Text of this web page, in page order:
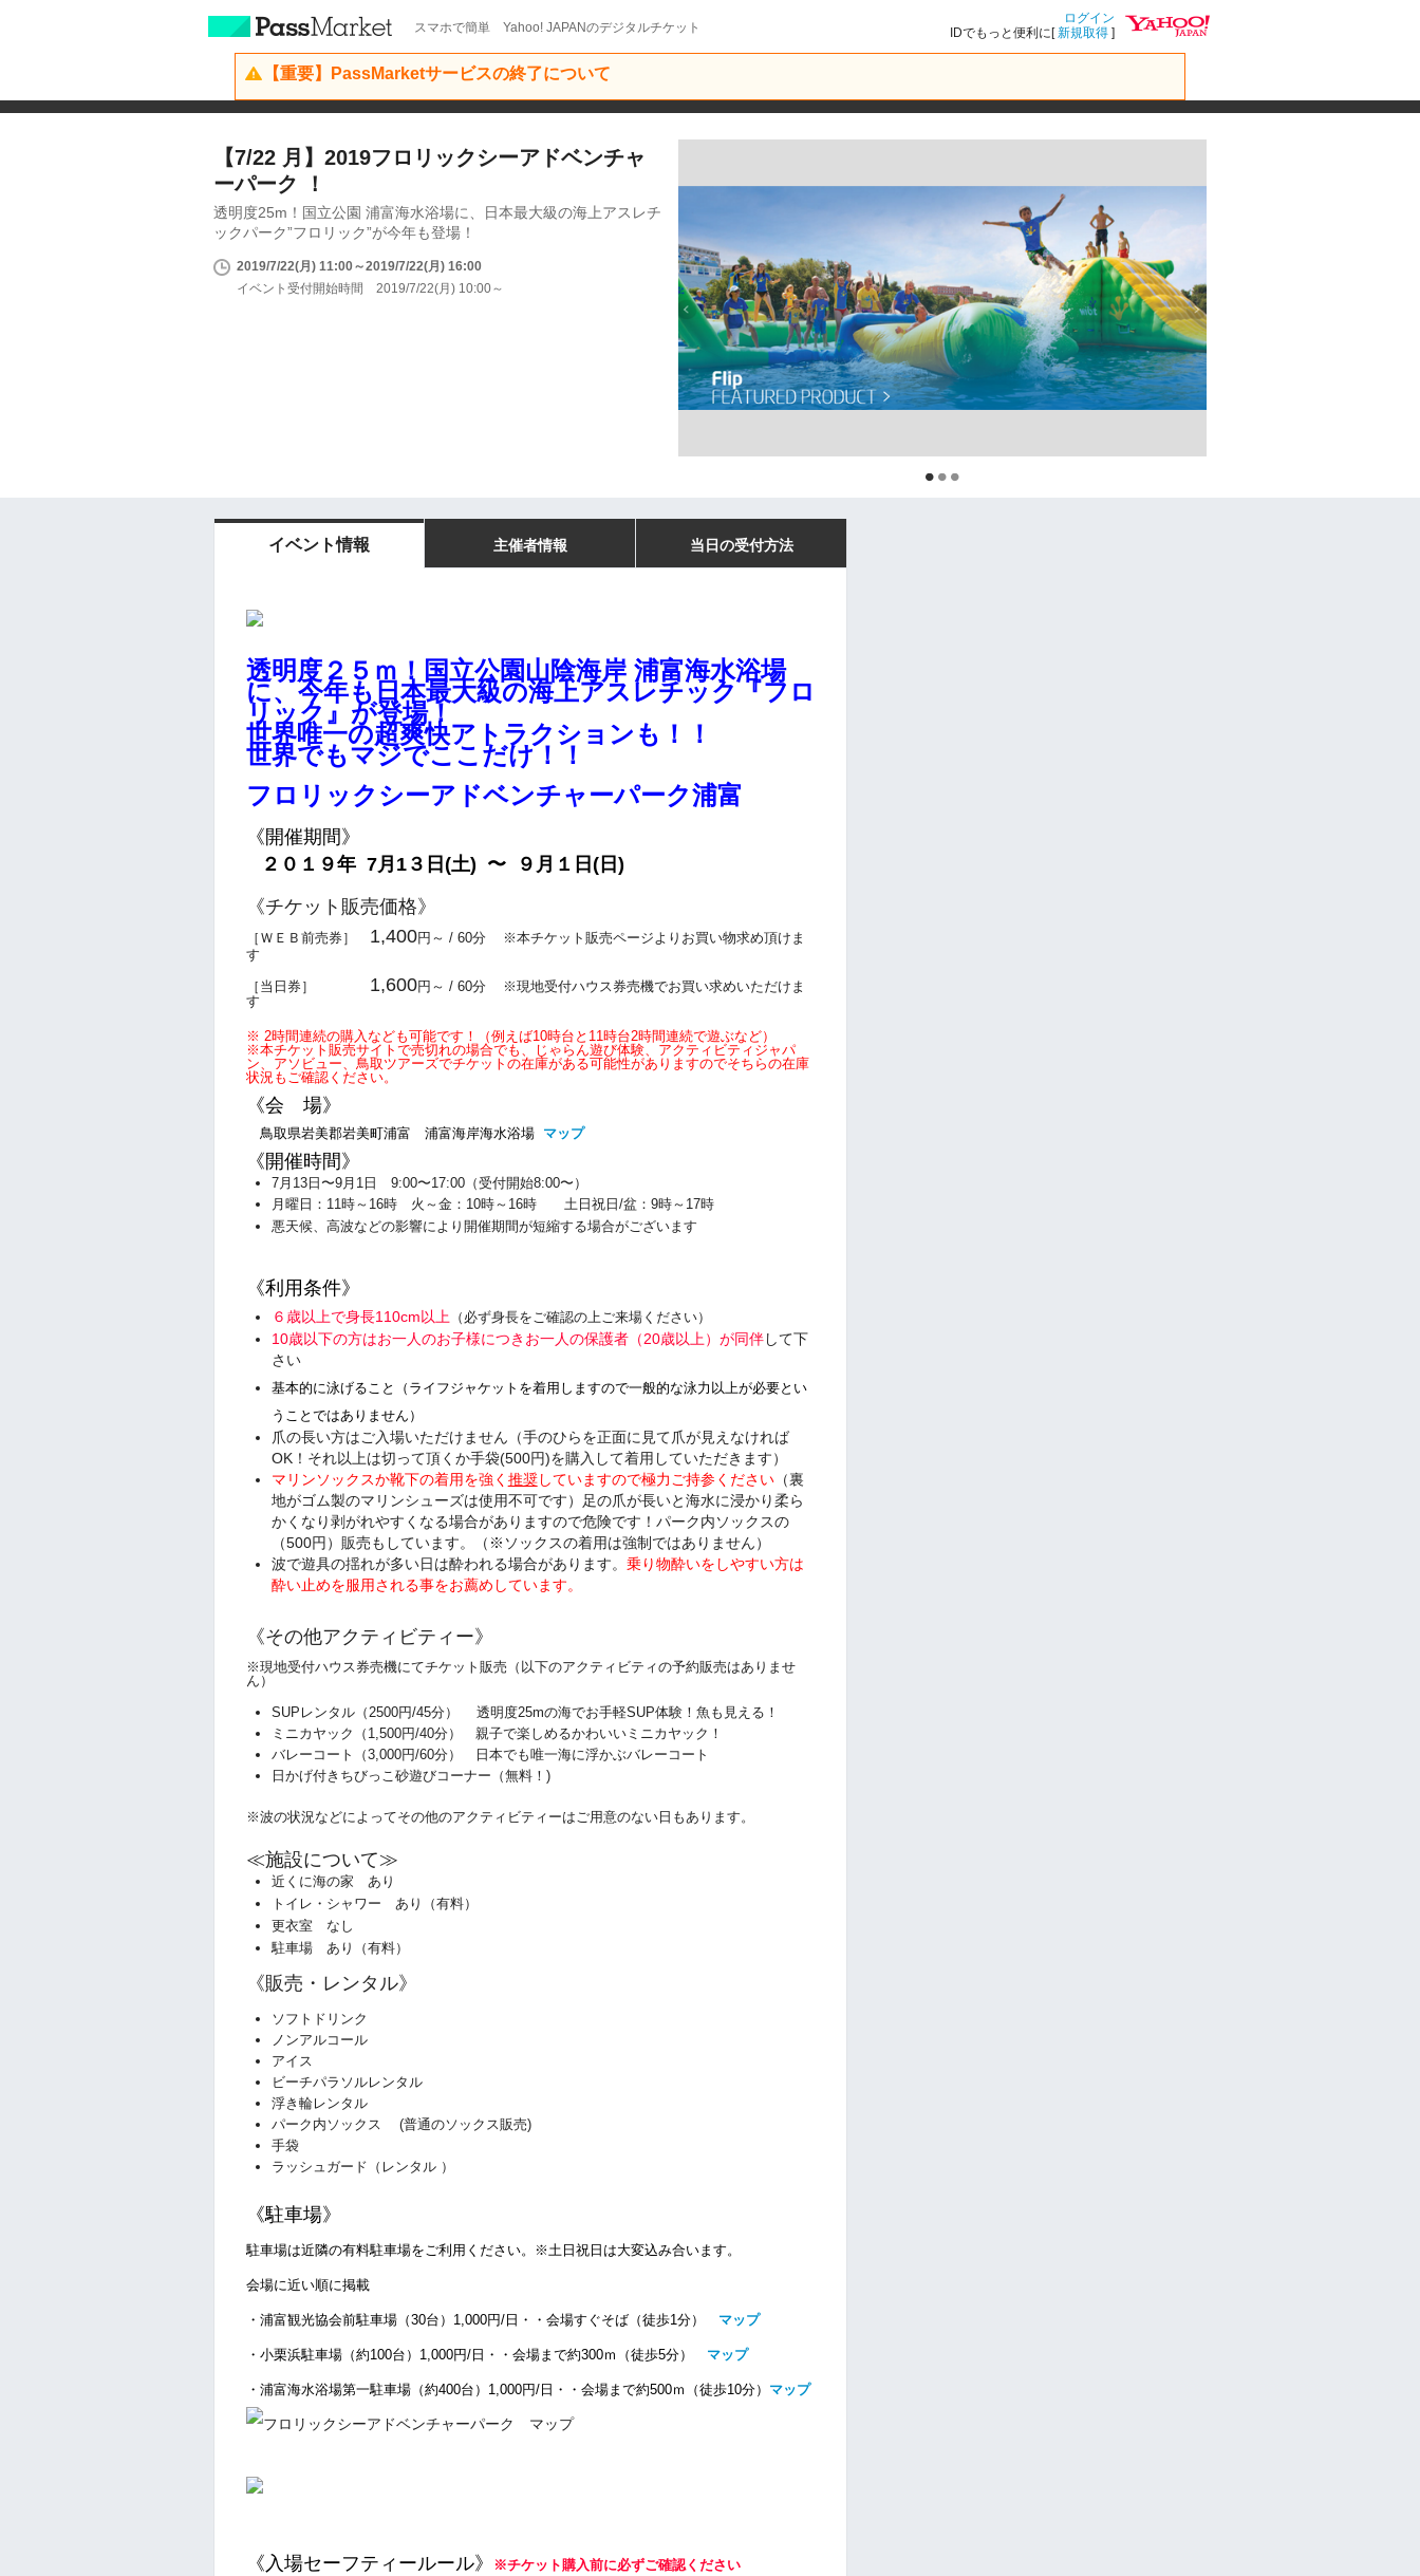
スマホで簡単 Yahoo! JAPANのデジタルチケット
ログイン
IDでもっと便利に[新規取得 ]
【重要】PassMarketサービスの終了について
【7/22 月】2019フロリックシーアドベンチャ
ーパーク ！
透明度25m！国立公園 浦富海水浴場に、日本最大級の海上アスレチ
ックパーク”フロリック”が今年も登場！
2019/7/22(月) 11:00～2019/7/22(月) 16:00
イベント受付開始時間 2019/7/22(月) 10:00～
イベント情報 主催者情報 当日の受付方法
透明度２５ｍ！国立公園山陰海岸 浦富海水浴場
に、今年も日本最大級の海上アスレチック『フロ
リック』が登場！
世界唯一の超爽快アトラクションも！ ！
世界でもマジでここだけ！！
フロリックシーアドベンチャーパーク浦富
《開催期間》
２０１９年 7月1３日(土) 〜 ９月１日(日)
《チケット販売価格》
［ＷＥＢ前売券］ 1,400円～ / 60分
※本チケット販売ページよりお買い物求め頂けま
す
［当日券］ 1,600円～ / 60分
※現地受付ハウス券売機でお買い求めいただけま
す
※ 2時間連続の購入なども可能です！（例えば10時台と11時台2時間連続で遊ぶなど）
※本チケット販売サイトで売切れの場合でも、じゃらん遊び体験、アクティビティジャパ
ン、アソビュー、鳥取ツアーズでチケットの在庫がある可能性がありますのでそちらの在庫
状況もご確認ください。
《会 場》
鳥取県岩美郡岩美町浦富 浦富海岸海水浴場 マップ
《開催時間》
7月13日〜9月1日 9:00〜17:00（受付開始8:00〜）
月曜日：11時～16時 火～金：10時～16時 土日祝日/盆：9時～17時
悪天候、高波などの影響により開催期間が短縮する場合がございます
《利用条件》
６歳以上で身長110cm以上 （必ず身長をご確認の上ご来場ください）
10歳以下の方はお一人のお子様につきお一人の保護者（20歳以上）が同伴して下
さい
基本的に泳げること（ライフジャケットを着用しますので一般的な泳力以上が必要とい
うことではありません）
爪の長い方はご入場いただけません（手のひらを正面に見て爪が見えなければ
OK！それ以上は切って頂くか手袋(500円)を購入して着用していただきます）
マリンソックスか靴下の着用を強く 推奨していますので極力ご持参ください（裏
地がゴム製のマリンシューズは使用不可です）足の爪が長いと海水に浸かり柔ら
かくなり剥がれやすくなる場合がありますので危険です！パーク内ソックスの
（500円）販売もしています。（※ソックスの着用は強制ではありません）
波で遊具の揺れが多い日は酔われる場合があります。 乗り物酔いをしやすい方は
酔い止めを服用される事をお薦めしています。
《その他アクティビティー》
※現地受付ハウス券売機にてチケット販売（以下のアクティビティの予約販売はありませ
ん）
SUPレンタル（2500円/45分） 透明度25mの海でお手軽SUP体験！魚も見える！
ミニカヤック
（1,500円/40分） 親子で楽しめるかわいいミニカヤック！
バレーコート
（3,000円/60分） 日本でも唯一海に浮かぶバレーコート
日かげ付きちびっこ砂遊びコーナー（無料！)
※波の状況などによってその他のアクティビティーはご用意のない日もあります。
≪施設について≫
近くに海の家 あり
トイレ・シャワー あり（有料）
更衣室 なし
駐車場 あり（有料）
《販売・レンタル》
ソフトドリンク
ノンアルコール
アイス
ビーチパラソルレンタル
浮き輪レンタル
パーク内ソックス
(普通のソックス販売)
手袋
ラッシュガード（レンタル ）
《駐車場》
駐車場は近隣の有料駐車場をご利用ください。※土日祝日は大変込み合います。
会場に近い順に掲載
・浦富観光協会前駐車場（30台）1,000円/日・・ 会場すぐそば（徒歩1分） マップ
・小栗浜駐車場（約100台）1,000円/日・・ 会場まで約300ｍ（徒歩5分） マップ
・浦富海水浴場第一駐車場（約400台）1,000円/日・・ 会場まで約500ｍ（徒歩10分） マップ
《入場セーフティールール》 ※チケット購入前に必ずご確認ください